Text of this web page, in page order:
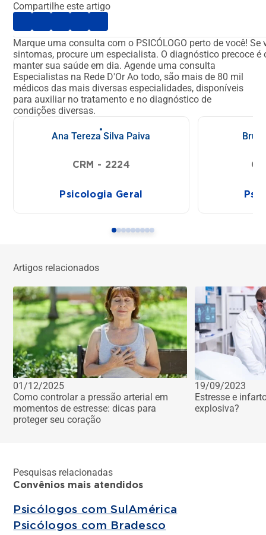
Compartilhe este artigo
Marque uma consulta com o PSICÓLOGO perto de você!Se
sintomas, procure um especialista. O diagnóstico precoce
manter sua saúde em dia.Agende uma consulta
Especialistas na Rede D'OrAo todo, são mais de 80 mil
médicos das mais diversas especialidades, disponíveis
para auxiliar no tratamento e no diagnóstico de
condições diversas.
Ana Tereza Silva Paiva
CRM - 2224
Psicologia Geral
Artigos relacionados
01/12/2025
Como controlar a pressão arterial em
momentos de estresse: dicas para
proteger seu coração
19/09/2023
Estresse e
explosiva?
Pesquisas relacionadas
Convênios mais atendidos
Psicólogos com SulAmérica
Psicólogos com Bradesco